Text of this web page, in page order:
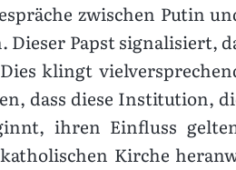
zwischen Putin
Papst signalisiert,
klingt
dass diese Institution,
ihren Einfluss
Kirche